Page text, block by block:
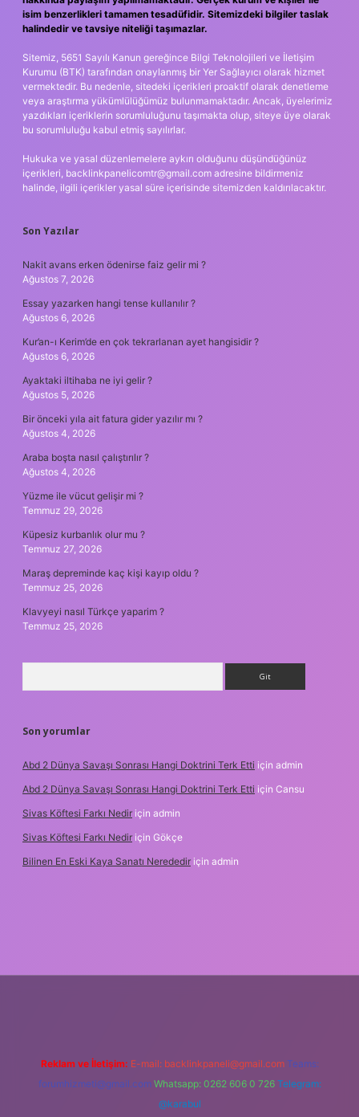
isim benzerlikleri tamamen tesadüfidir. Sitemizdeki bilgiler taslak
halindedir ve tavsiye niteliği taşımazlar.
Sitemiz, 5651 Sayılı Kanun gereğince Bilgi Teknolojileri ve İletişim
Kurumu (BTK) tarafından onaylanmış bir Yer Sağlayıcı olarak hizmet
vermektedir. Bu nedenle, sitedeki içerikleri proaktif olarak denetleme
veya araştırma yükümlülüğümüz bulunmamaktadır. Ancak, üyelerimiz
yazdıkları içeriklerin sorumluluğunu taşımakta olup, siteye üye olarak
bu sorumluluğu kabul etmiş sayılırlar.
Hukuka ve yasal düzenlemelere aykırı olduğunu düşündüğünüz
içerikleri, backlinkpanelicomtr@gmail.com adresine bildirmeniz
halinde, ilgili içerikler yasal süre içerisinde sitemizden kaldırılacaktır.
Son Yazılar
Nakit avans erken ödenirse faiz gelir mi ?
Ağustos 7, 2026
Essay yazarken hangi tense kullanılır ?
Ağustos 6, 2026
Kur’an-ı Kerim’de en çok tekrarlanan ayet hangisidir ?
Ağustos 6, 2026
Ayaktaki iltihaba ne iyi gelir ?
Ağustos 5, 2026
Bir önceki yıla ait fatura gider yazılır mı ?
Ağustos 4, 2026
Araba boşta nasıl çalıştırılır ?
Ağustos 4, 2026
Yüzme ile vücut gelişir mi ?
Temmuz 29, 2026
Küpesiz kurbanlık olur mu ?
Temmuz 27, 2026
Maraş depreminde kaç kişi kayıp oldu ?
Temmuz 25, 2026
Klavyeyi nasıl Türkçe yaparim ?
Temmuz 25, 2026
Son yorumlar
Abd 2 Dünya Savaşı Sonrası Hangi Doktrini Terk Etti için admin
Abd 2 Dünya Savaşı Sonrası Hangi Doktrini Terk Etti için Cansu
Sivas Köftesi Farkı Nedir için admin
Sivas Köftesi Farkı Nedir için Gökçe
Bilinen En Eski Kaya Sanatı Nerededir için admin
Reklam ve İletişim: E-mail: backlinkpaneli@gmail.com Teams:
forumhizmeti@gmail.com Whatsapp: 0262 606 0 726 Telegram:
@karabul